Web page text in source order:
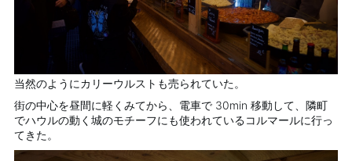
当然のようにカリーウルストも売られていた。
街の中心を昼間に軽くみてから、電車で 30min 移動して、隣町
でハウルの動く城のモチーフにも使われているコルマールに行っ
てきた。